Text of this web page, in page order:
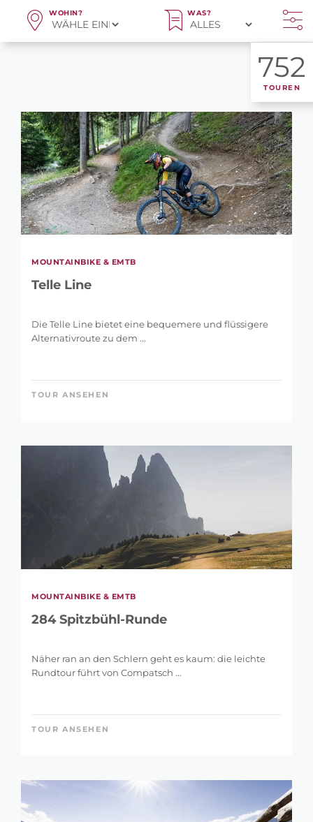
WOHIN? WAS?
752
TOUREN
MOUNTAINBIKE & EMTB
Telle Line
Die Telle Line bietet eine bequemere und flüssigere
Alternativroute zu dem ...
TOUR ANSEHEN
MOUNTAINBIKE & EMTB
284 Spitzbühl-Runde
Näher ran an den Schlern geht es kaum: die leichte
Rundtour führt von Compatsch ...
TOUR ANSEHEN